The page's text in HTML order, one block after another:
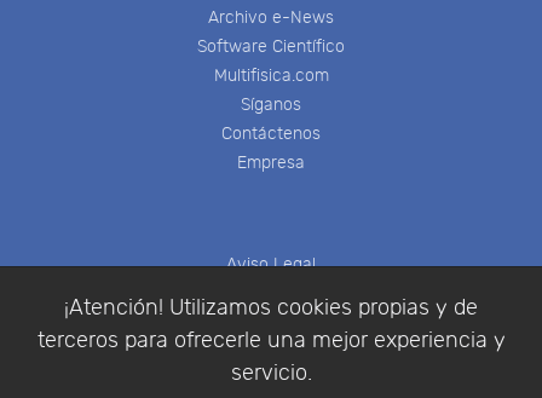
¡Atención! Utilizamos cookies propias y de
terceros para ofrecerle una mejor experiencia y
servicio.
Archivo e-News
Software Científico
Multifisica.com
Síganos
Contáctenos
Empresa
Aviso Legal
Condiciones de compra
Identificarse